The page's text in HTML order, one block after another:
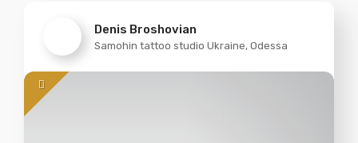
Denis Broshovian
Samohin tattoo studio Ukraine, Odessa